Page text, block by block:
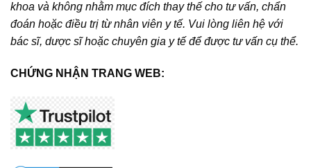
khoa và không nhằm mục đích thay thế cho tư vấn, chẩn
đoán hoặc điều trị từ nhân viên y tế. Vui lòng liên hệ với
bác sĩ, dược sĩ hoặc chuyên gia y tế để được tư vấn cụ thể.
CHỨNG NHẬN TRANG WEB: